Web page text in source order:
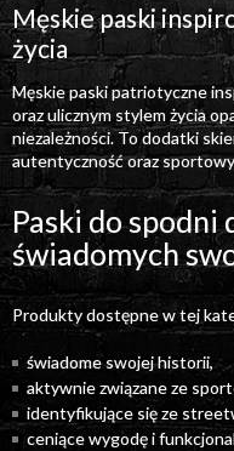
Męskie paski
życia
Męskie paski patriotyczne
oraz ulicznym stylem życia
niezależności. To dodatki
autentyczność oraz
Paski do spodni
świadomych
Produkty dostępne w tej
świadome swojej historii,
aktywnie związane ze
identyfikujące się ze
ceniące wygodę i